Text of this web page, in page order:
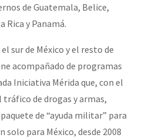
de Guatemala, Belice,
Rica y Panamá.
sur de México y el resto de
acompañado de programas
Iniciativa Mérida que, con el
de drogas y armas,
de “ayuda militar” para
solo para México, desde 2008